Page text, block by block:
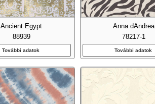
Emberek-Sztárok
Fa Hatású-Fa Mintás
Feliratos-Számos
Fémhatású - Indusztriális
Foszforeszkáló
Ancient Egypt
88939
További adatok
Anna dAndrea
78217-1
További adatok